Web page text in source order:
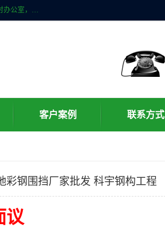
山东滨州科宇钢构工程有限公司是一家专业生产安装钢结构，彩钢房，活动房。主要产品有：彩钢房，活动房，彩钢围挡，工地临舍，临时办公室，民用建筑等生成安装；我们一贯坚持；诚信经营，薄利多销的经营理念。愿与广大的新老客户共创美好未来
客户案例 联系方式
彩钢围挡厂家批发 科宇钢构工程
议